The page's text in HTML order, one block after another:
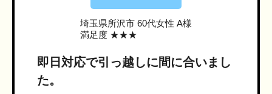
埼玉県所沢市 60代女性 A様
満足度 ★★★
即日対応で引っ越しに間に合いまし
た。